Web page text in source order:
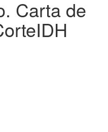
Carta de